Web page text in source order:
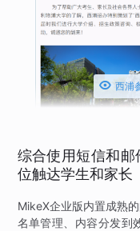
 西浦
综合使用短信和
位触达学生和家长
MikeX企业版内置成熟
名单管理、内容分发到